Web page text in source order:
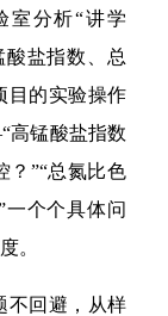
室分析“讲学
盐指数、总
目的实验操作
高锰酸盐指数
？”“总氮比色
个个具体问
。
不回避，从样